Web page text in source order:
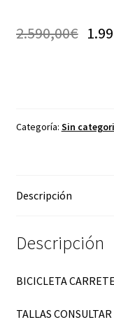
2.590,00€
Categoría: Sin
Descripción
Descripción
BICICLETA
TALLAS